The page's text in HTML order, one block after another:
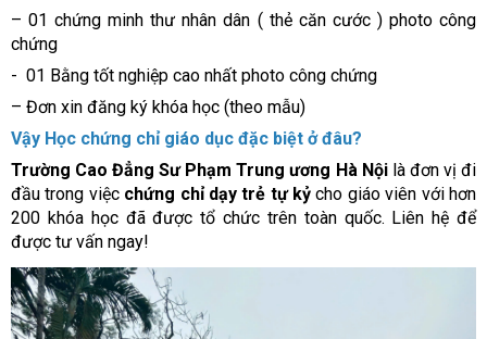
– 01 chứng minh thư nhân dân ( thẻ căn cước ) photo công
chứng
- 01 Bằng tốt nghiệp cao nhất photo công chứng
– Đơn xin đăng ký khóa học (theo mẫu)
Vậy Học chứng chỉ giáo dục đặc biệt ở đâu?
Trường Cao Đẳng Sư Phạm Trung ương Hà Nộilà đơn vị đi
đầu trong việc chứng chỉ dạy trẻ tự kỷcho giáo viên với hơn
200 khóa học đã được tổ chức trên toàn quốc. Liên hệ để
được tư vấn ngay!